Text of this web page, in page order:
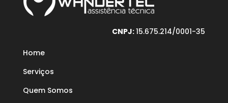
CNPJ:15.675.214/0001-35
Home
Serviços
Quem Somos